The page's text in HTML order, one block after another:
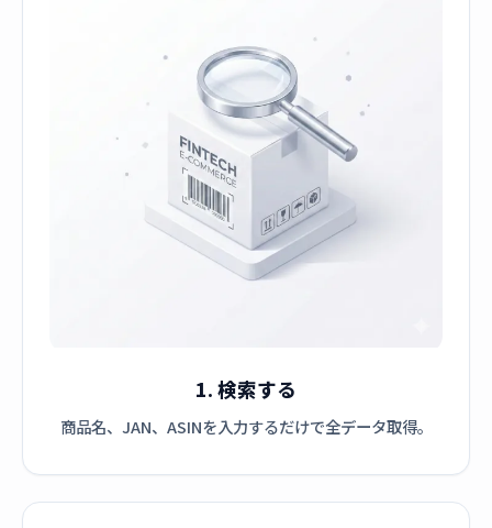
1. 検索する
商品名、JAN、ASINを入力するだけで全データ取得。